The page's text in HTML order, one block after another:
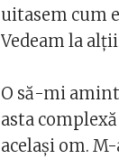
uitasem cum
Vedeam la
O să-mi
asta
acelaşi om.